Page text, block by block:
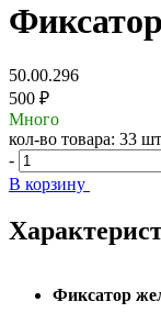
50.00.296
500 ₽
Много
кол-во товара: 33 шт
-
В корзину
Фиксатор